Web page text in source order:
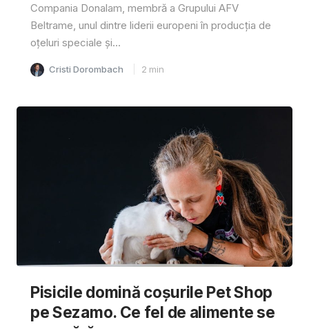
Compania Donalam, membră a Grupului AFV
Beltrame, unul dintre liderii europeni în producția de
oțeluri speciale și...
Cristi Dorombach 2 min
Pisicile domină coșurile Pet Shop
pe Sezamo. Ce fel de alimente se